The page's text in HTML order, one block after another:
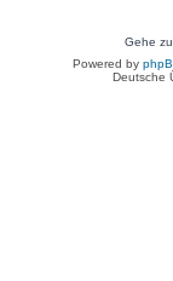
Gehe
Powered by
Deutsche